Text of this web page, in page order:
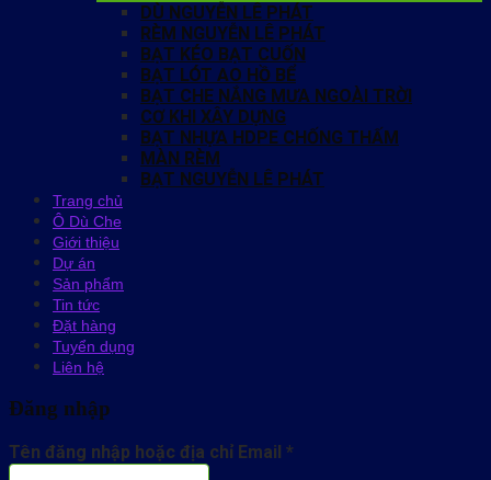
DÙ NGUYỄN LÊ PHÁT
RÈM NGUYỄN LÊ PHÁT
BẠT KÉO BẠT CUỐN
BẠT LÓT AO HỒ BỂ
BẠT CHE NẮNG MƯA NGOÀI TRỜI
CƠ KHI XÂY DỰNG
BẠT NHỰA HDPE CHỐNG THẤM
MÀN RÈM
BẠT NGUYỄN LÊ PHÁT
Trang chủ
Ô Dù Che
Giới thiệu
Dự án
Sản phẩm
Tin tức
Đặt hàng
Tuyển dụng
Liên hệ
Đăng nhập
Tên đăng nhập hoặc địa chỉ Email *